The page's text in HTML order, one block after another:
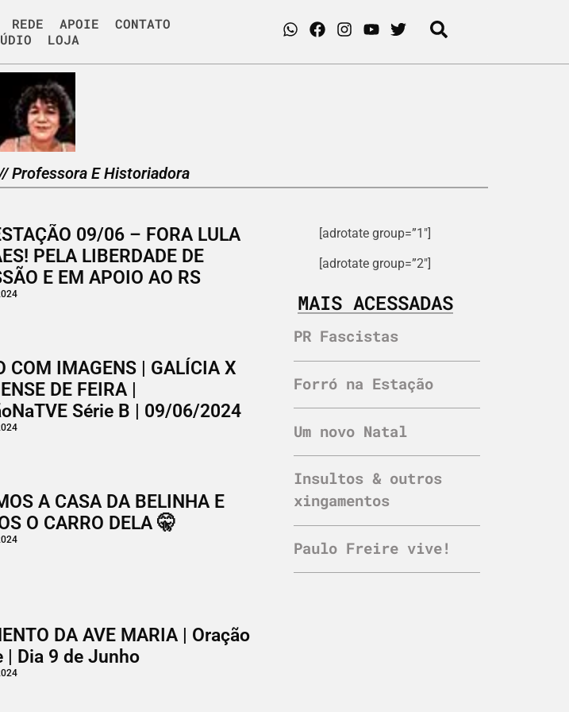
REDE APOIE
CONTATO
LOJA
Professora E Historiadora
09/06 – FORA LULA
PELA LIBERDADE DE
E EM APOIO AO RS
COM IMAGENS | GALÍCIA X
DE FEIRA |
Série B | 09/06/2024
A CASA DA BELINHA E
O CARRO DELA 🤫
DA AVE MARIA | Oração
| Dia 9 de Junho
[adrotate group=”1″]
[adrotate group=”2″]
MAIS ACESSADAS
PR Fascistas
Forró na Estação
Um novo Natal
Insultos & outros
xingamentos
Paulo Freire vive!